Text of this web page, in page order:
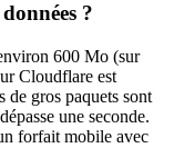
?
600 Mo (sur
Cloudflare est
de gros paquets sont
une seconde.
forfait mobile avec